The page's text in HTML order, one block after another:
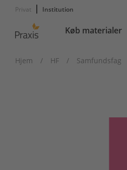
Privat Institution
Main
Køb materialer
Hjem / HF / Samfundsfag